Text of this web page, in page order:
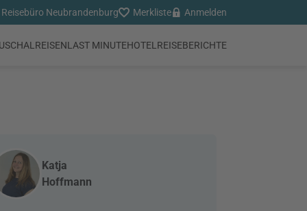
Reisebüro Neubrandenburg Merkliste Anmelden
LAST MINUTEHOTEL REISEBERICHTE
Katja
Hoffmann